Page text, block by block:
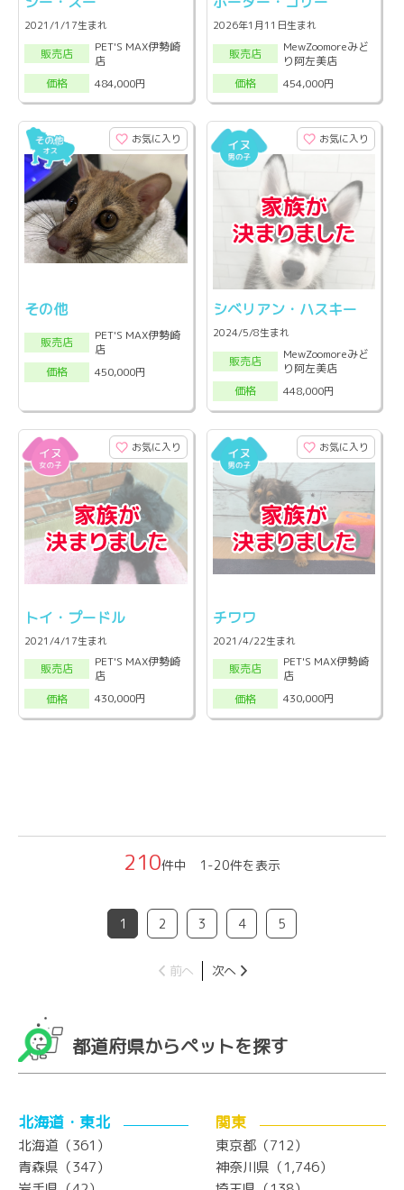
2021/1/17生まれ
販売店
PET'S MAX伊勢崎
店
価格
484,000円
2026年1月11日生まれ
販売店
MewZoomoreみど
り阿左美店
価格
454,000円
お気に入り
その他
販売店
PET'S MAX伊勢崎
店
価格
450,000円
お気に入り
シベリアン・ハスキー
2024/5/8生まれ
販売店
MewZoomoreみど
り阿左美店
価格
448,000円
お気に入り
トイ・プードル
2021/4/17生まれ
販売店
PET'S MAX伊勢崎
店
価格
430,000円
お気に入り
チワワ
2021/4/22生まれ
販売店
PET'S MAX伊勢崎
店
価格
430,000円
210件中 1-20件を表示
1 2 3 4 5
前へ 次へ
都道府県からペットを探す
北海道・東北
北海道（361）
青森県（347）
関東
東京都（712）
神奈川県（1,746）